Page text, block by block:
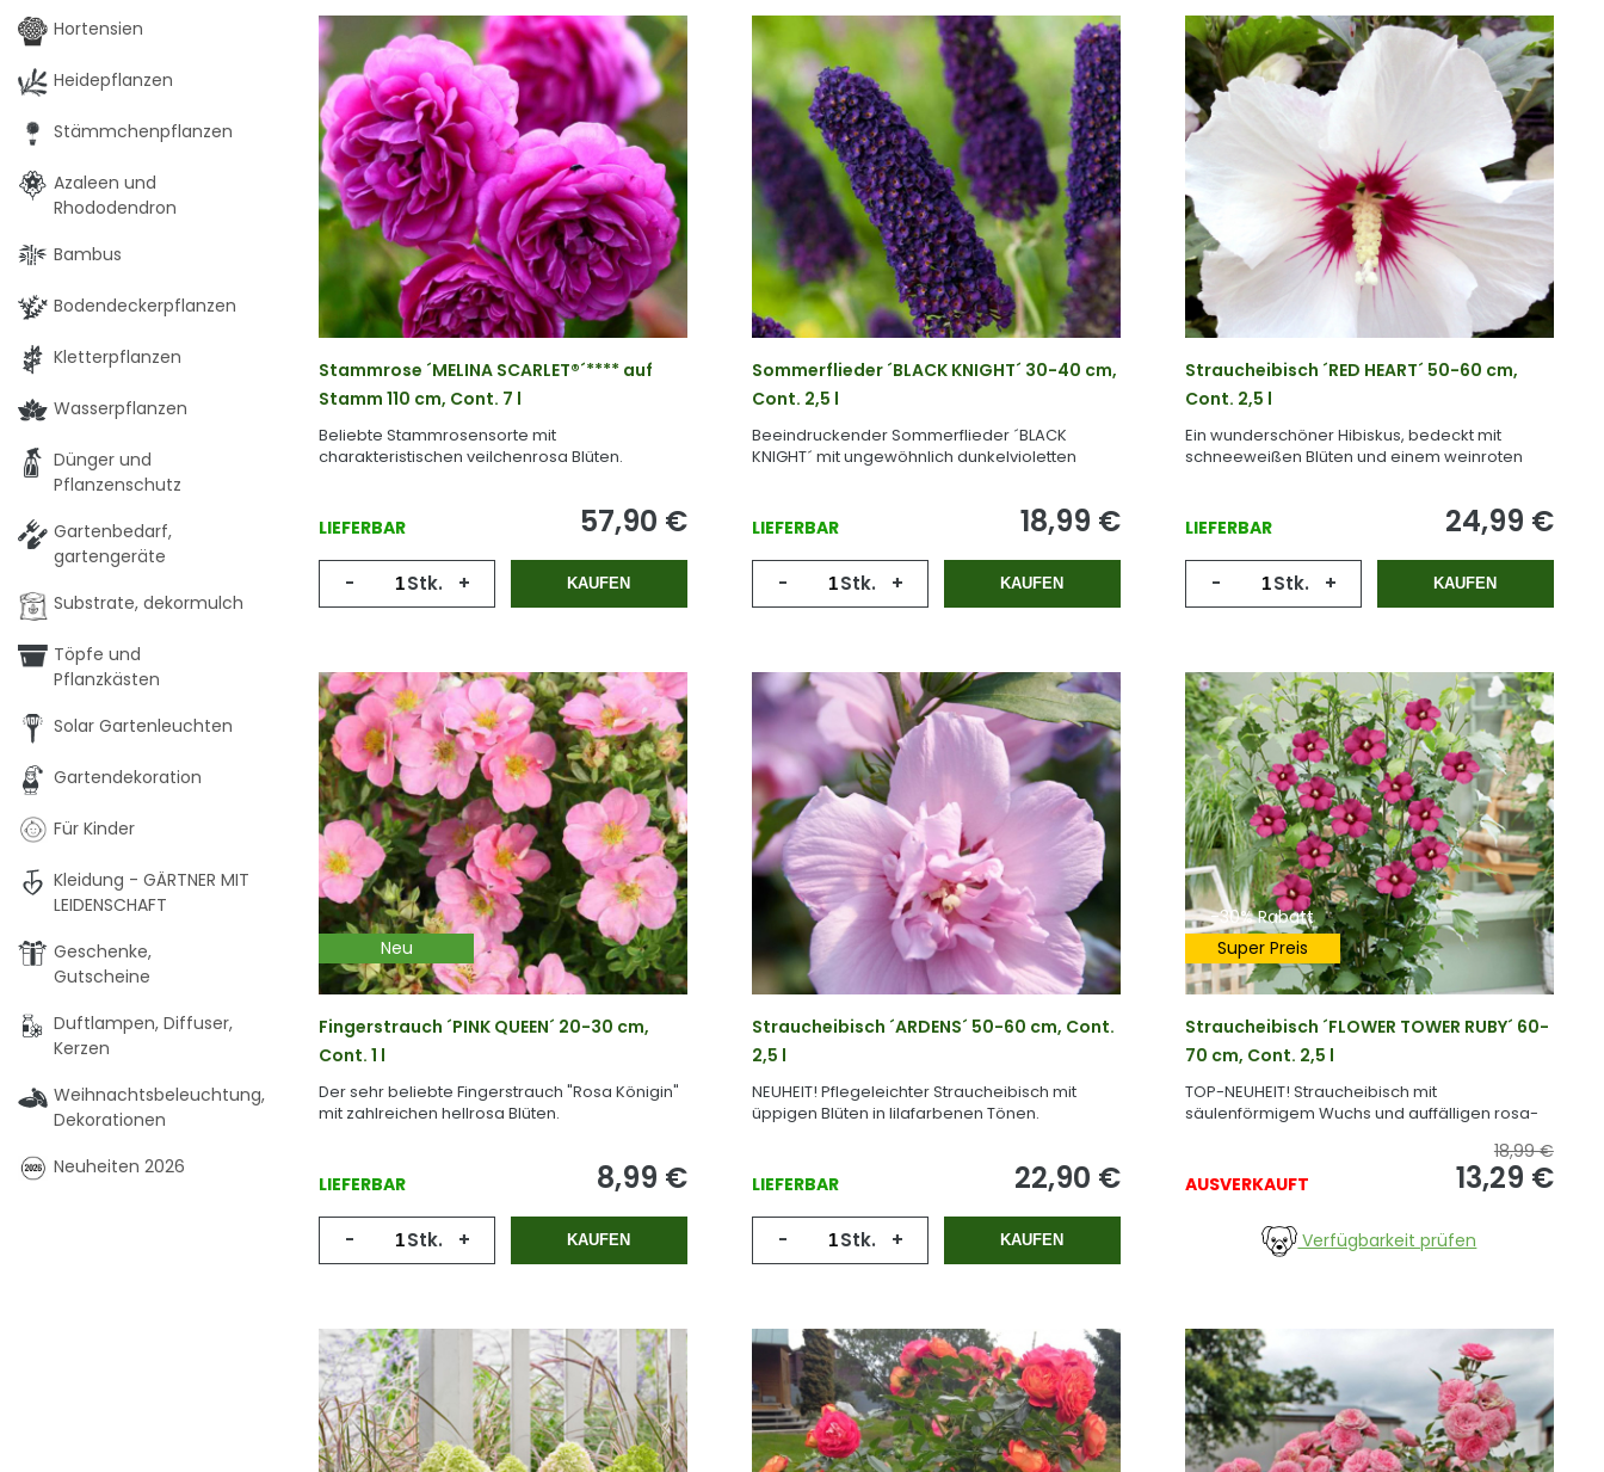
Stammrose ´MELINA SCARLET®´**** auf
Stamm 110 cm, Cont. 7 l
Beliebte Stammrosensorte mit
charakteristischen veilchenrosa Blüten.
LIEFERBAR 57,90 €
- Stk. + KAUFEN
Sommerflieder ´BLACK KNIGHT´ 30-40 cm,
Cont. 2,5 l
Beeindruckender Sommerflieder ´BLACK
KNIGHT´ mit ungewöhnlich dunkelvioletten
LIEFERBAR 18,99 €
- Stk. + KAUFEN
Straucheibisch ´RED HEART´ 50-60 cm,
Cont. 2,5 l
Ein wunderschöner Hibiskus, bedeckt mit
schneeweißen Blüten und einem weinroten
LIEFERBAR 24,99 €
- Stk. + KAUFEN
Neu
Fingerstrauch ´PINK QUEEN´ 20-30 cm,
Cont. 1 l
Der sehr beliebte Fingerstrauch "Rosa Königin"
mit zahlreichen hellrosa Blüten.
LIEFERBAR 8,99 €
- Stk. + KAUFEN
Straucheibisch ´ARDENS´ 50-60 cm, Cont.
2,5 l
NEUHEIT! Pflegeleichter Straucheibisch mit
üppigen Blüten in lilafarbenen Tönen.
LIEFERBAR 22,90 €
- Stk. + KAUFEN
-30% Rabatt
Super Preis
Straucheibisch ´FLOWER TOWER RUBY´ 60-
70 cm, Cont. 2,5 l
TOP-NEUHEIT! Straucheibisch mit
säulenförmigem Wuchs und auffälligen rosa-
AUSVERKAUFT
18,99 €
13,29 €
Verfügbarkeit prüfen
Hortensien
Heidepflanzen
Stämmchenpflanzen
Azaleen und
Rhododendron
Bambus
Bodendeckerpflanzen
Kletterpflanzen
Wasserpflanzen
Dünger und
Pflanzenschutz
Gartenbedarf,
gartengeräte
Substrate, dekormulch
Töpfe und
Pflanzkästen
Solar Gartenleuchten
Gartendekoration
Für Kinder
Kleidung - GÄRTNER MIT
LEIDENSCHAFT
Geschenke,
Gutscheine
Duftlampen, Diffuser,
Kerzen
Weihnachtsbeleuchtung,
Dekorationen
Neuheiten 2026